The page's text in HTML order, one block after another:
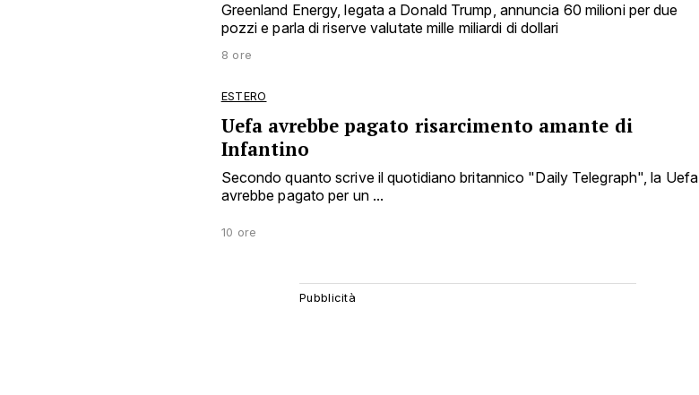
Greenland Energy, legata a Donald Trump, annuncia 60 milioni per due
pozzi e parla di riserve valutate mille miliardi di dollari
8 ore
ESTERO
Uefa avrebbe pagato risarcimento amante di
Infantino
Secondo quanto scrive il quotidiano britannico "Daily Telegraph", la Uefa
avrebbe pagato per un ...
10 ore